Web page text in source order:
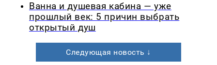
Ванна и душевая кабина — уже
прошлый век: 5 причин выбрать
открытый душ
Следующая новость ↓